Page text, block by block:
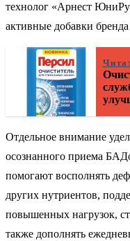
технолог «Арнест
активные добавки бренда
Отдельное внимание
осознанного приема
помогают восполнять
других нутриентов,
повышенных нагрузок,
также дополнять